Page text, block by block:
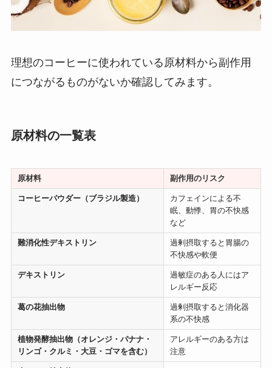
理想のコーヒーに使われている原材料から副作用
につながるものがないか確認してみます。
原材料の一覧表
原材料 副作用のリスク
コーヒーパウダー（ブラジル製造）
カフェインによる不
眠、動悸、胃の不快感
など
難消化性デキストリン
過剰摂取すると胃腸の
不快感や軟便
デキストリン
過敏症のある人にはア
レルギー反応
葛の花抽出物
過剰摂取すると消化器
系の不快感
植物発酵抽出物（オレンジ・バナナ・
リンゴ・クルミ・大豆・ゴマを含む）
アレルギーのある方は
注意